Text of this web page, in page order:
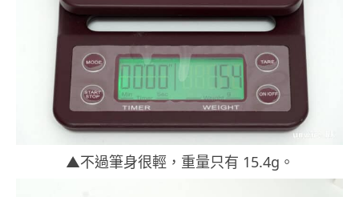
▲不過筆身很輕，重量只有 15.4g。